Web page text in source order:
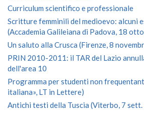
Curriculum scientifico e professionale
Scritture femminili del medioevo: alcuni
(Accademia Galileiana di Padova, 18
Un saluto alla Crusca (Firenze, 8
PRIN 2010-2011: il TAR del Lazio
dell'area 10
Programma per studenti non
italiana», LT in Lettere)
Antichi testi della Tuscia (Viterbo, 7